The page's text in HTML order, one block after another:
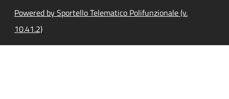
Powered by Sportello Telematico Polifunzionale (v.
10.41.2)